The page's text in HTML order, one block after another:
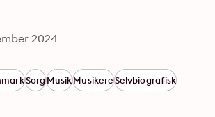
2024
SorgMusikMusikereSelvbiografisk